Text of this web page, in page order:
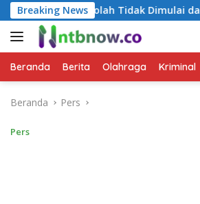
Langsung
ke
konten
Breaking News
Tidak Dimulai dari Instruksi, tetapi
Beranda Berita Olahraga Kriminal
Beranda Pers
Pers